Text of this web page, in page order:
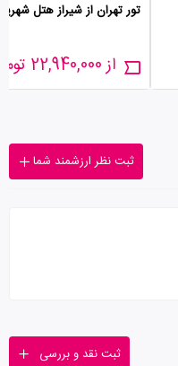
تور تهران از شیراز هتل شهریار
از 22,940,000 تومان
ثبت نظر ارزشمند شما
ثبت نقد و بررسی